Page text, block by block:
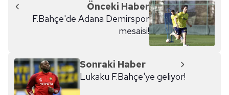
Önceki Haber
F.Bahçe'de Adana Demirspor
mesaisi!
Sonraki Haber
Lukaku F.Bahçe'ye geliyor!